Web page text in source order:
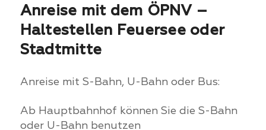
Anreise mit dem ÖPNV –
Haltestellen Feuersee oder
Stadtmitte
Anreise mit S-Bahn, U-Bahn oder Bus:
Ab Hauptbahnhof können Sie die S-Bahn
oder U-Bahn benutzen